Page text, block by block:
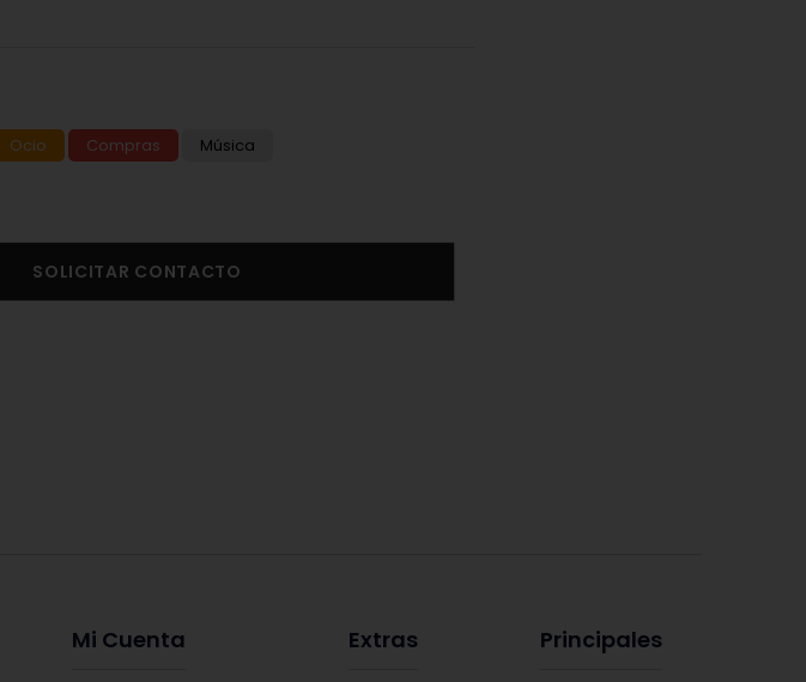
Ocio Compras Música
SOLICITAR CONTACTO
Mi Cuenta Extras Principales